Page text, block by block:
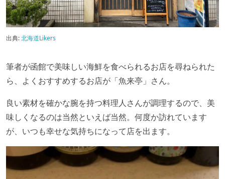
出典:北海道Likers
筆者が函館で美味しい海鮮を食べられるお店を尋ねられた
ら、よくおすすめするお店が「魚来亭」さん。
良い素材を確かな腕を持つ料理人さんが調理するので、美
味しくなるのは当然といえば当然。何度か訪れています
が、いつも幸せな気持ちになって店を出ます。